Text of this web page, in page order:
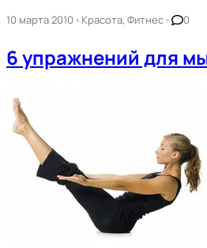
10 марта 2010 • Красота, Фитнес• 0
6 упражнений для